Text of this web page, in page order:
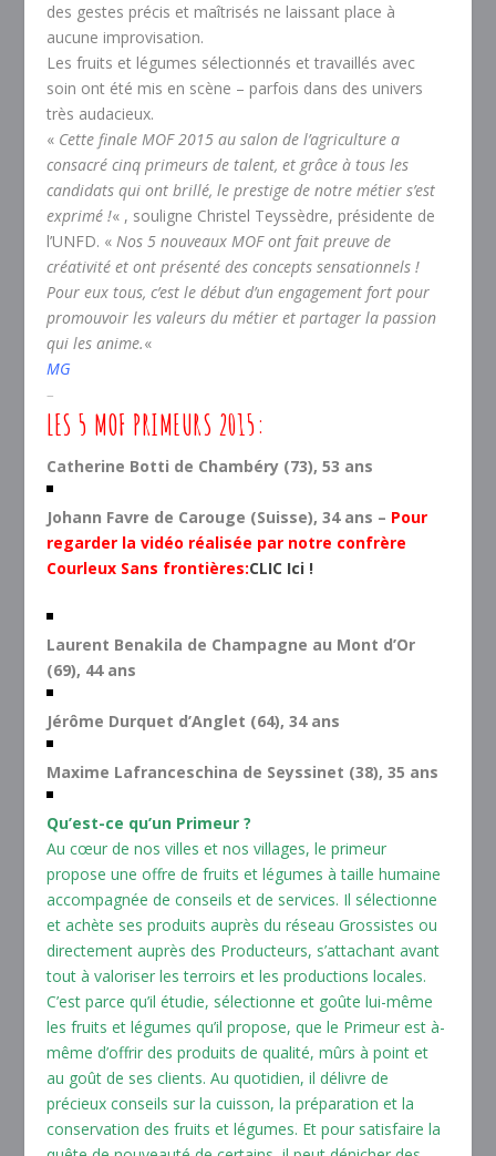
des gestes précis et maîtrisés ne laissant place à
aucune improvisation.
Les fruits et légumes sélectionnés et travaillés avec
soin ont été mis en scène – parfois dans des univers
très audacieux.
« Cette finale MOF 2015 au salon de l’agriculture a
consacré cinq primeurs de talent, et grâce à tous les
candidats qui ont brillé, le prestige de notre métier s’est
exprimé !« , souligne Christel Teyssèdre, présidente de
l’UNFD. «Nos 5 nouveaux MOF ont fait preuve de
créativité et ont présenté des concepts sensationnels !
Pour eux tous, c’est le début d’un engagement fort pour
promouvoir les valeurs du métier et partager la passion
qui les anime.«
MG
–
LES 5 MOF PRIMEURS 2015:
Catherine Botti de Chambéry (73), 53 ans
Johann Favre de Carouge (Suisse), 34 ans – Pour
regarder la vidéo réalisée par notre confrère
Courleux Sans frontières:CLIC Ici !
Laurent Benakila de Champagne au Mont d’Or
(69), 44 ans
Jérôme Durquet d’Anglet (64), 34 ans
Maxime Lafranceschina de Seyssinet (38), 35 ans
Qu’est-ce qu’un Primeur ?
Au cœur de nos villes et nos villages, le primeur
propose une offre de fruits et légumes à taille humaine
accompagnée de conseils et de services. Il sélectionne
et achète ses produits auprès du réseau Grossistes ou
directement auprès des Producteurs, s’attachant avant
tout à valoriser les terroirs et les productions locales.
C’est parce qu’il étudie, sélectionne et goûte lui-même
les fruits et légumes qu’il propose, que le Primeur est à-
même d’offrir des produits de qualité, mûrs à point et
au goût de ses clients. Au quotidien, il délivre de
précieux conseils sur la cuisson, la préparation et la
conservation des fruits et légumes. Et pour satisfaire la